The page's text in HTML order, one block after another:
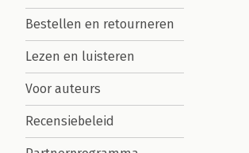
Bestellen en retourneren
Lezen en luisteren
Voor auteurs
Recensiebeleid